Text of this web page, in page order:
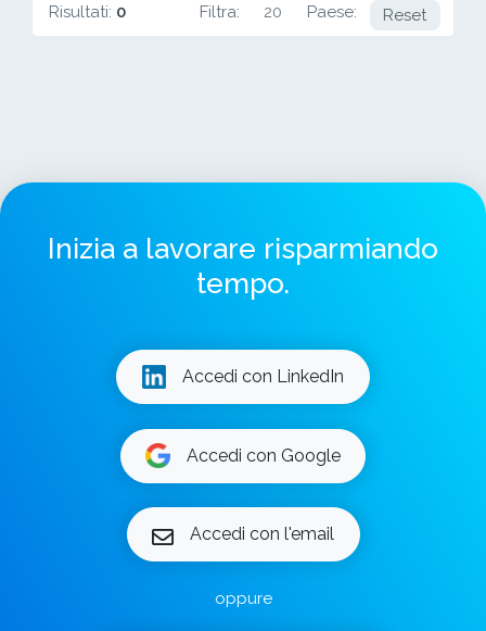
Risultati: 0 Filtra: 20 Paese: CA
Reset
Inizia a lavorare risparmiando
tempo.
Accedi con LinkedIn
Accedi con Google
Accedi con l'email
oppure